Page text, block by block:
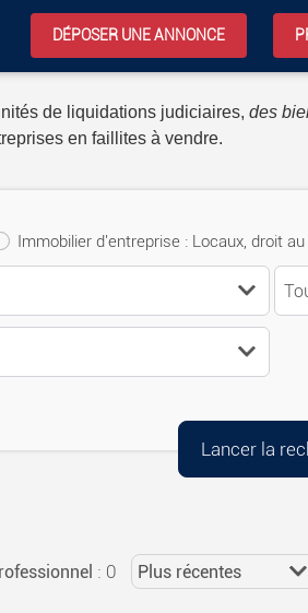
DÉPOSER UNE ANNONCE
de liquidations judiciaires, des
en faillites à vendre.
Immobilier d'entreprise : Locaux, droit au
: 0